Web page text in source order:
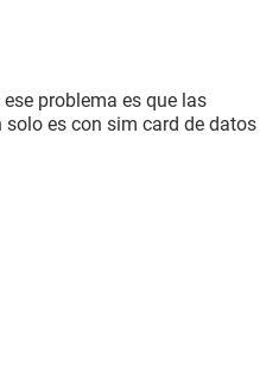
problema es que las
es con sim card de datos